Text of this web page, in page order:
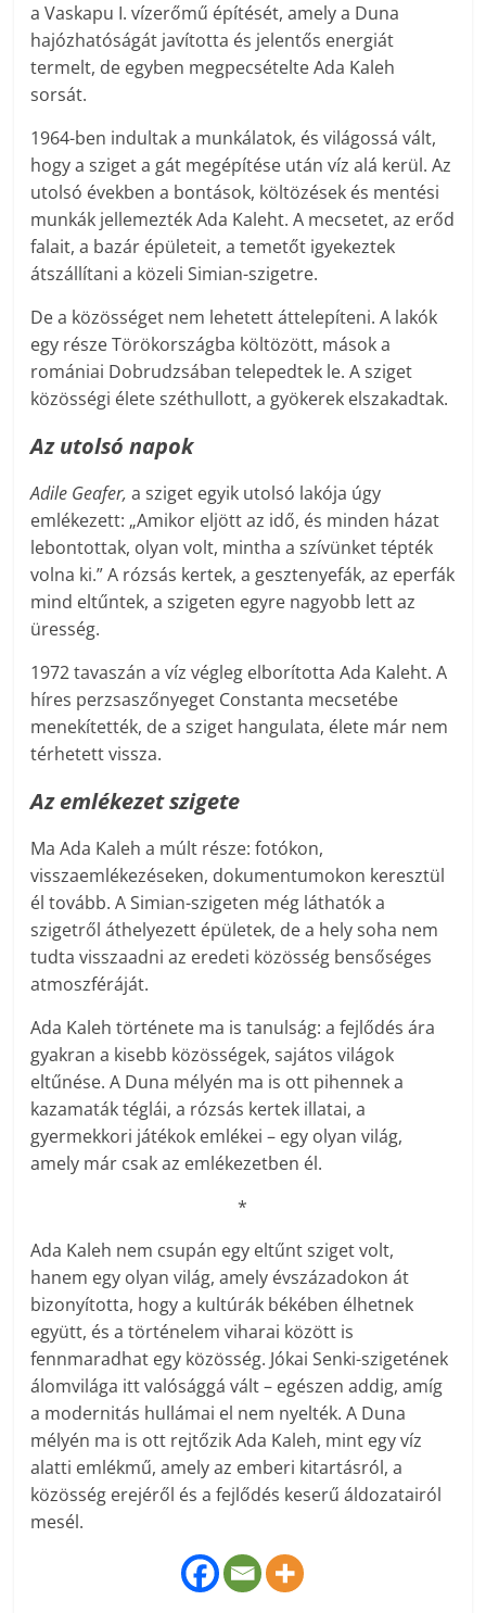
a Vaskapu I. vízerőmű építését, amely a Duna
hajózhatóságát javította és jelentős energiát
termelt, de egyben megpecsételte Ada Kaleh
sorsát.
1964-ben indultak a munkálatok, és világossá vált,
hogy a sziget a gát megépítése után víz alá kerül. Az
utolsó években a bontások, költözések és mentési
munkák jellemezték Ada Kaleht. A mecsetet, az erőd
falait, a bazár épületeit, a temetőt igyekeztek
átszállítani a közeli Simian-szigetre.
De a közösséget nem lehetett áttelepíteni. A lakók
egy része Törökországba költözött, mások a
romániai Dobrudzsában telepedtek le. A sziget
közösségi élete széthullott, a gyökerek elszakadtak.
Az utolsó napok
Adile Geafer,a sziget egyik utolsó lakója úgy
emlékezett: „Amikor eljött az idő, és minden házat
lebontottak, olyan volt, mintha a szívünket tépték
volna ki.” A rózsás kertek, a gesztenyefák, az eperfák
mind eltűntek, a szigeten egyre nagyobb lett az
üresség.
1972 tavaszán a víz végleg elborította Ada Kaleht. A
híres perzsaszőnyeget Constanta mecsetébe
menekítették, de a sziget hangulata, élete már nem
térhetett vissza.
Az emlékezet szigete
Ma Ada Kaleh a múlt része: fotókon,
visszaemlékezéseken, dokumentumokon keresztül
él tovább. A Simian-szigeten még láthatók a
szigetről áthelyezett épületek, de a hely soha nem
tudta visszaadni az eredeti közösség bensőséges
atmoszféráját.
Ada Kaleh története ma is tanulság: a fejlődés ára
gyakran a kisebb közösségek, sajátos világok
eltűnése. A Duna mélyén ma is ott pihennek a
kazamaták téglái, a rózsás kertek illatai, a
gyermekkori játékok emlékei – egy olyan világ,
amely már csak az emlékezetben él.
*
Ada Kaleh nem csupán egy eltűnt sziget volt,
hanem egy olyan világ, amely évszázadokon át
bizonyította, hogy a kultúrák békében élhetnek
együtt, és a történelem viharai között is
fennmaradhat egy közösség. Jókai Senki-szigetének
álomvilága itt valósággá vált – egészen addig, amíg
a modernitás hullámai el nem nyelték. A Duna
mélyén ma is ott rejtőzik Ada Kaleh, mint egy víz
alatti emlékmű, amely az emberi kitartásról, a
közösség erejéről és a fejlődés keserű áldozatairól
mesél.